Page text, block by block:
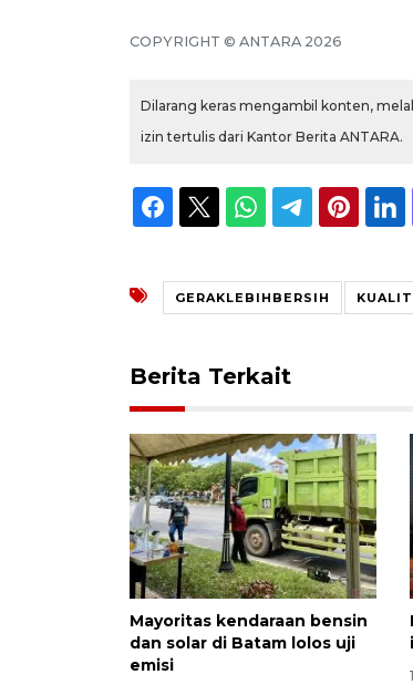
COPYRIGHT © ANTARA 2026
Dilarang keras mengambil konten,
izin tertulis dari Kantor Berita ANTARA.
GERAKLEBIHBERSIH
Berita Terkait
Mayoritas kendaraan bensin
dan solar di Batam lolos uji
emisi